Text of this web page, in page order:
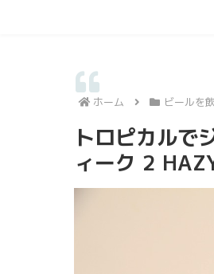
ホーム ビールを
トロピカルで
ィーク 2